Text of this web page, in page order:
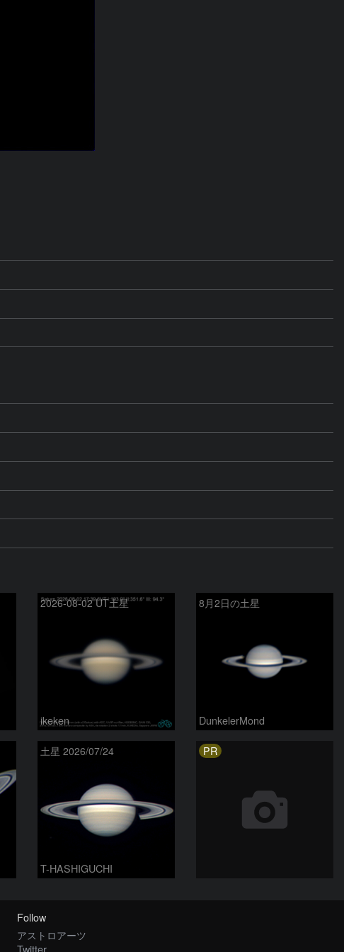
2026-08-02 UT土星
ikeken
8月2日の土星
DunkelerMond
土星 2026/07/24
T-HASHIGUCHI
PR
Follow
アストロアーツ
Twitter